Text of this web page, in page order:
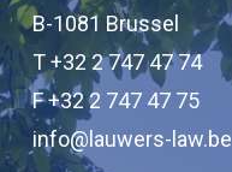
B-1081 Brussel
T +32 2 747 47 74
F +32 2 747 47 75
info@lauwers-law.be